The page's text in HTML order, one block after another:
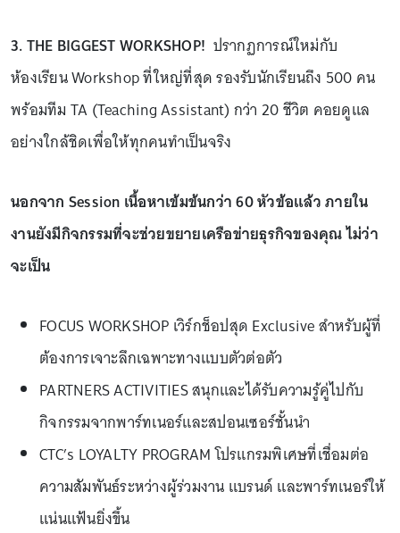
3. THE BIGGEST WORKSHOP! ปรากฏการณ์ใหม่กับ
ห้องเรียน Workshop ที่ใหญ่ที่สุด รองรับนักเรียนถึง 500 คน
พร้อมทีม TA (Teaching Assistant) กว่า 20 ชีวิต คอยดูแล
อย่างใกล้ชิดเพื่อให้ทุกคนทำเป็นจริง
นอกจาก Session เนื้อหาเข้มข้นกว่า 60 หัวข้อแล้ว ภายใน
งานยังมีกิจกรรมที่จะช่วยขยายเครือข่ายธุรกิจของคุณ ไม่ว่า
จะเป็น
FOCUS WORKSHOP เวิร์กช็อปสุด Exclusive สำหรับผู้ที่
ต้องการเจาะลึกเฉพาะทางแบบตัวต่อตัว
PARTNERS ACTIVITIES สนุกและได้รับความรู้คู่ไปกับ
กิจกรรมจากพาร์ทเนอร์และสปอนเซอร์ชั้นนำ
CTC’s LOYALTY PROGRAM โปรแกรมพิเศษที่เชื่อมต่อ
ความสัมพันธ์ระหว่างผู้ร่วมงาน แบรนด์ และพาร์ทเนอร์ให้
แน่นแฟ้นยิ่งขึ้น